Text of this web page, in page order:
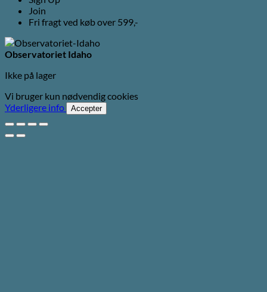
Join
Fri fragt ved køb over 599,-
Observatoriet Idaho
Ikke på lager
Vi bruger kun nødvendig cookies
Yderligere info
Accepter